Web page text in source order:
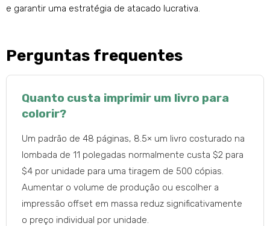
e garantir uma estratégia de atacado lucrativa.
Perguntas frequentes
Quanto custa imprimir um livro para
colorir?
Um padrão de 48 páginas, 8.5× um livro costurado na
lombada de 11 polegadas normalmente custa $2 para
$4 por unidade para uma tiragem de 500 cópias.
Aumentar o volume de produção ou escolher a
impressão offset em massa reduz significativamente
o preço individual por unidade.